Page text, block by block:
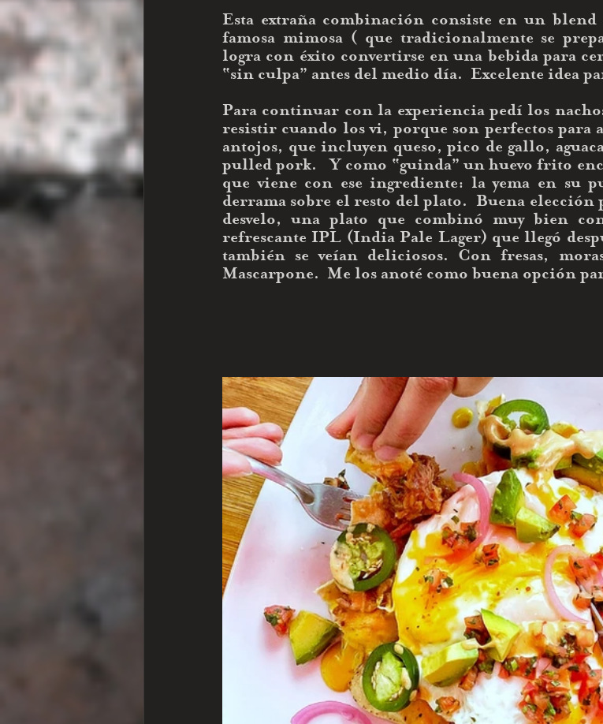
Esta extraña combinación consiste en un
famosa mimosa ( que tradicionalmente se
logra con éxito convertirse en una bebida para
“sin culpa” antes del medio día.  Excelente idea
Para continuar con la experiencia pedí los
resistir cuando los vi, porque son perfectos
antojos, que incluyen queso, pico de gallo,
pulled pork.   Y como “guinda” un huevo frito
que viene con ese ingrediente: la yema en su
derrama sobre el resto del plato.  Buena elección
desvelo, una plato que combinó muy bien
refrescante IPL (India Pale Lager) que llegó
también se veían deliciosos. Con fresas,